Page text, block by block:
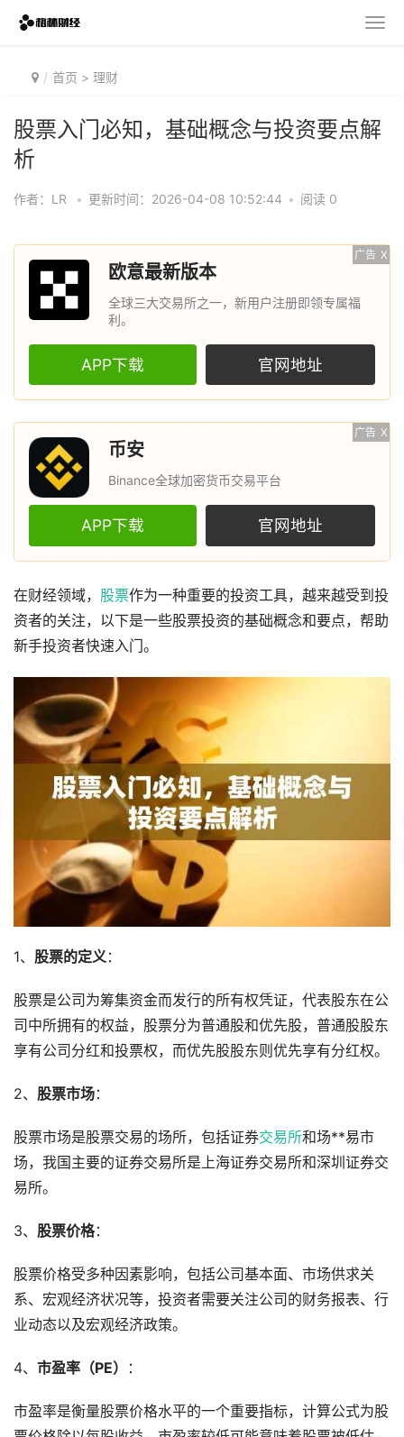
首页 > 理财
股票入门必知，基础概念与投资要点解
析
作者：LR • 更新时间：2026-04-08 10:52:44 • 阅读 0
广告 X
欧意最新版本
全球三大交易所之一，新用户注册即领专属福
利。
APP下载 官网地址
广告 X
币安
Binance全球加密货币交易平台
APP下载 官网地址
在财经领域， 股票作为一种重要的投资工具，越来越受到投
资者的关注，以下是一些股票投资的基础概念和要点，帮助
新手投资者快速入门。
1、 股票的定义：
股票是公司为筹集资金而发行的所有权凭证，代表股东在公
司中所拥有的权益，股票分为普通股和优先股，普通股股东
享有公司分红和投票权，而优先股股东则优先享有分红权。
2、 股票市场：
股票市场是股票交易的场所，包括证券交易所和场**易市
场，我国主要的证券交易所是上海证券交易所和深圳证券交
易所。
3、 股票价格：
股票价格受多种因素影响，包括公司基本面、市场供求关
系、宏观经济状况等，投资者需要关注公司的财务报表、行
业动态以及宏观经济政策。
4、 市盈率（PE） ：
市盈率是衡量股票价格水平的一个重要指标，计算公式为股